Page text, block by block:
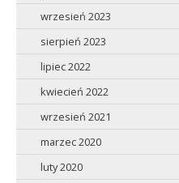
wrzesień 2023
sierpień 2023
lipiec 2022
kwiecień 2022
wrzesień 2021
marzec 2020
luty 2020